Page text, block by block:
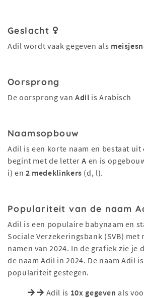
Geslacht
Adil wordt vaak gegeven als
Oorsprong
De oorsprong van Adil is Arabisch
Naamsopbouw
Adil is een korte naam en bestaat uit
begint met de letterA en is
i) en 2 medeklinkers (d, l).
Populariteit van de naam
Adil is een populaire babynaam en
Sociale Verzekeringsbank (SVB) met
namen van 2024. In de grafiek zie je
de naam Adil in 2024. De naam Adil
populariteit gestegen.
Adil is 10x gegeven als